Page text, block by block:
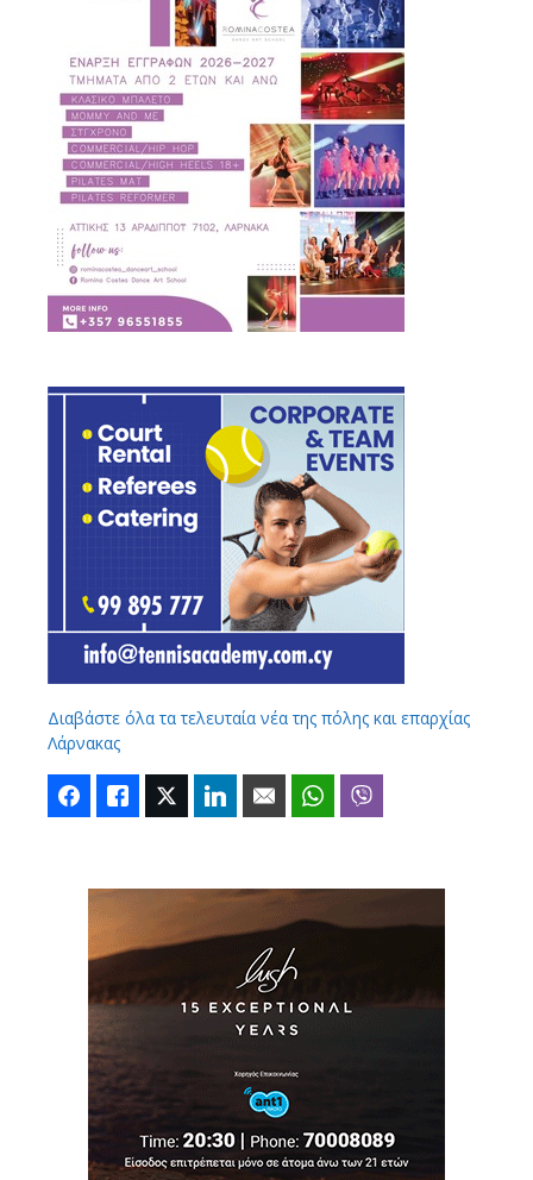
Διαβάστε όλα τα τελευταία νέα της πόλης και επαρχίας
Λάρνακας
FacebookLike Twitter LinkedIn Email WhatsApp